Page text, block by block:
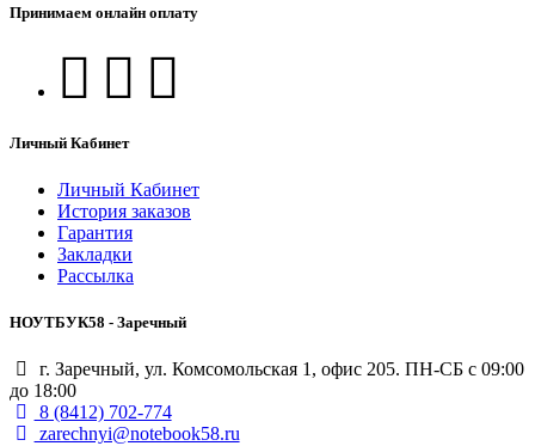
Принимаем онлайн оплату
Личный Кабинет
Личный Кабинет
История заказов
Гарантия
Закладки
Рассылка
НОУТБУК58 - Заречный
г. Заречный, ул. Комсомольская 1, офис 205. ПН-СБ с 09:00
до 18:00
8 (8412) 702-774
zarechnyi@notebook58.ru